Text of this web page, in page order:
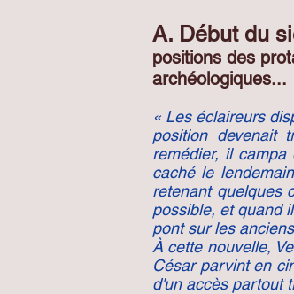
A. Début du
positions des
archéologiques...
« Les éclaireurs
position devenait
remédier, il
caché le
retenant quelques
possible, et quand
pont sur les
À cette nouvelle,
César parvint en
d'un accès partout